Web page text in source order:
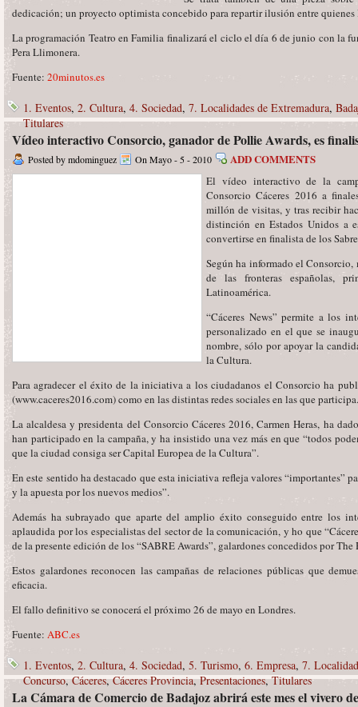
dedicación; un proyecto optimista concebido para repartir ilusión entre quienes
La programación Teatro en Familia finalizará el ciclo el día 6 de junio con la
Pera Llimonera.
Fuente: 20minutos.es
1. Eventos, 2. Cultura, 4. Sociedad, 7. Localidades de Extremadura,
Titulares
Vídeo interactivo Consorcio, ganador de Pollie Awards, es
Posted by mdominguez On Mayo - 5 - 2010 ADD COMMENTS
El vídeo interactivo de la
Consorcio Cáceres 2016 a
millón de visitas, y tras recibir
distinción en Estados Unidos a
convertirse en finalista de los
Según ha informado el Consorcio,
de las fronteras españolas,
Latinoamérica.
“Cáceres News” permite a los
personalizado en el que se
nombre, sólo por apoyar la
la Cultura.
Para agradecer el éxito de la iniciativa a los ciudadanos el Consorcio ha
(www.caceres2016.com) como en las distintas redes sociales en las que participa.
La alcaldesa y presidenta del Consorcio Cáceres 2016, Carmen Heras, ha
han participado en la campaña, y ha insistido una vez más en que “todos
que la ciudad consiga ser Capital Europea de la Cultura”.
En este sentido ha destacado que esta iniciativa refleja valores “importantes”
y la apuesta por los nuevos medios”.
Además ha subrayado que aparte del amplio éxito conseguido entre los
aplaudida por los especialistas del sector de la comunicación, y ho que
de la presente edición de los “SABRE Awards”, galardones concedidos por The
Estos galardones reconocen las campañas de relaciones públicas que
eficacia.
El fallo definitivo se conocerá el próximo 26 de mayo en Londres.
Fuente: ABC.es
1. Eventos, 2. Cultura, 4. Sociedad, 5. Turismo, 6. Empresa, 7.
Concurso,Cáceres,Cáceres Provincia,Presentaciones,Titulares
La Cámara de Comercio de Badajoz abrirá este mes el vivero